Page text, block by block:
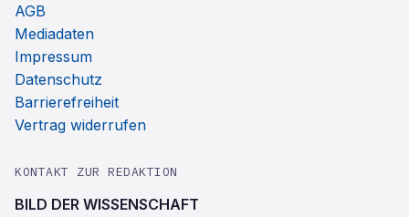
AGB
Mediadaten
Impressum
Datenschutz
Barrierefreiheit
Vertrag widerrufen
KONTAKT ZUR REDAKTION
BILD DER WISSENSCHAFT